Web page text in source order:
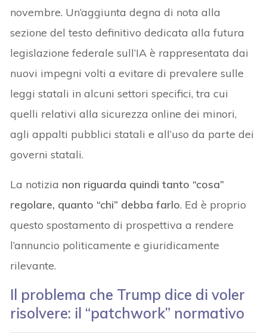
novembre. Un’aggiunta degna di nota alla
sezione del testo definitivo dedicata alla futura
legislazione federale sull’IA è rappresentata dai
nuovi impegni volti a evitare di prevalere sulle
leggi statali in alcuni settori specifici, tra cui
quelli relativi alla sicurezza online dei minori,
agli appalti pubblici statali e all’uso da parte dei
governi statali.
La notizia non riguarda quindi tanto “cosa”
regolare, quanto “chi” debba farlo. Ed è proprio
questo spostamento di prospettiva a rendere
l’annuncio politicamente e giuridicamente
rilevante.
Il problema che Trump dice di voler
risolvere: il “patchwork” normativo